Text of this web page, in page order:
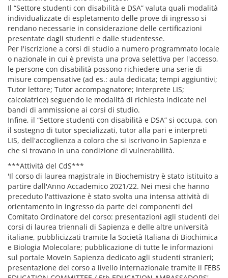
Il “Settore studenti con disabilità e DSA” valuta quali modalità
individualizzate di espletamento delle prove di ingresso si
rendano necessarie in considerazione delle certificazioni
presentate dagli studenti e dalle studentesse.
Per l'iscrizione a corsi di studio a numero programmato locale
o nazionale in cui è prevista una prova selettiva per l'accesso,
le persone con disabilità possono richiedere una serie di
misure compensative (ad es.: aula dedicata; tempi aggiuntivi;
Tutor lettore; Tutor accompagnatore; Interprete LIS;
calcolatrice) seguendo le modalità di richiesta indicate nei
bandi di ammissione ai corsi di studio.
Infine, il “Settore studenti con disabilità e DSA” si occupa, con
il sostegno di tutor specializzati, tutor alla pari e interpreti
LIS, dell'accoglienza a coloro che si iscrivono in Sapienza e
che si trovano in una condizione di vulnerabilità.
***Attività del CdS***
'Il corso di laurea magistrale in Biochemistry è stato istituito a
partire dall'Anno Accademico 2021/22. Nei mesi che hanno
preceduto l'attivazione è stato svolta una intensa attività di
orientamento in ingresso da parte dei componenti del
Comitato Ordinatore del corso: presentazioni agli studenti dei
corsi di laurea triennali di Sapienza e delle altre università
italiane, pubblicizzati tramite la Società Italiana di Biochimica
e Biologia Molecolare; pubblicazione di tutte le informazioni
sul portale MoveIn Sapienza dedicato agli studenti stranieri;
presentazione del corso a livello internazionale tramite il FEBS